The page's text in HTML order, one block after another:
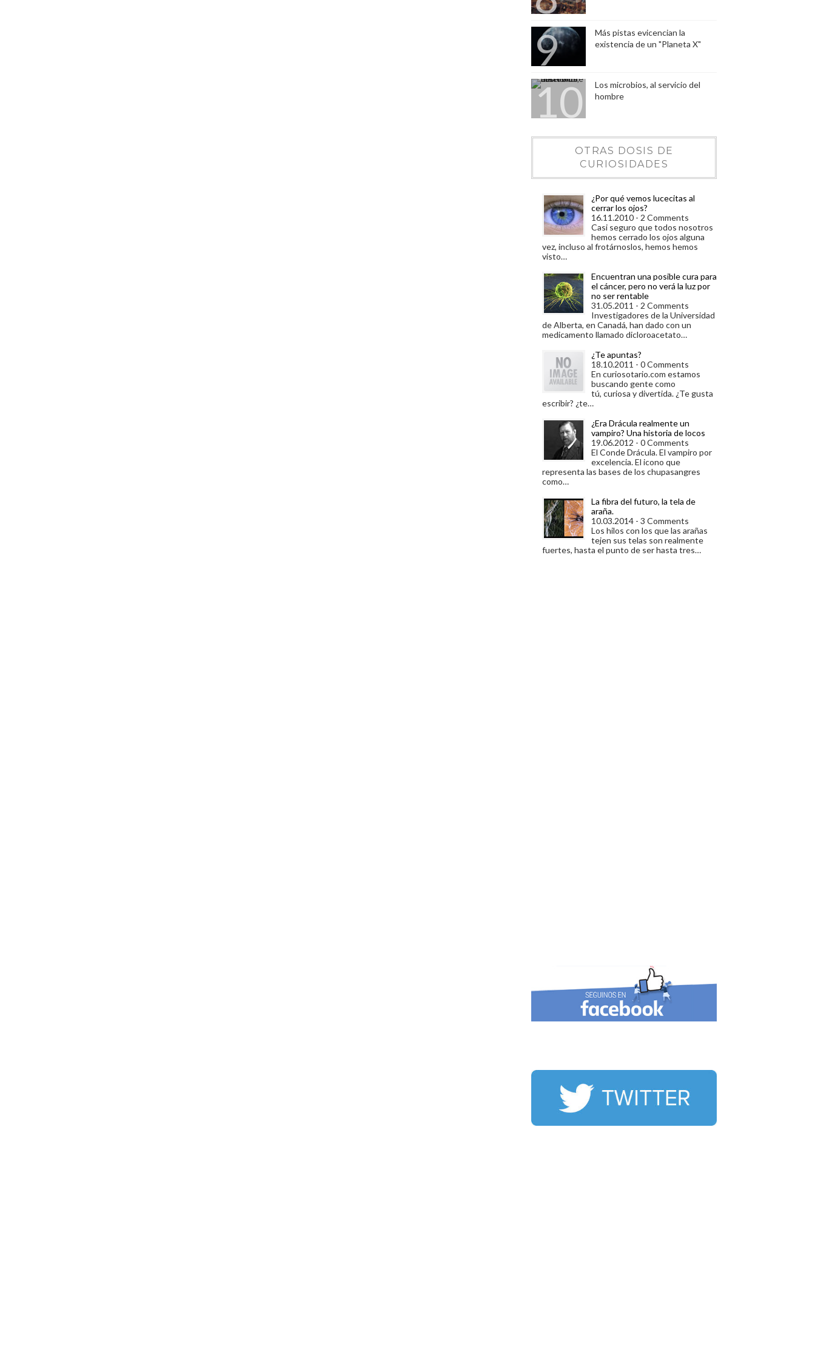
Más pistas evicencian la
existencia de un "Planeta X"
Los microbios, al servicio del
hombre
OTRAS DOSIS DE
CURIOSIDADES
¿Por qué vemos lucecitas al
cerrar los ojos?
16.11.2010 - 2 Comments
Casi seguro que todos nosotros
hemos cerrado los ojos alguna
vez, incluso al frotárnoslos, hemos hemos
visto…
Encuentran una posible cura para
el cáncer, pero no verá la luz por
no ser rentable
31.05.2011 - 2 Comments
Investigadores de la Universidad
de Alberta, en Canadá, han dado con un
medicamento llamado dicloroacetato…
¿Te apuntas?
18.10.2011 - 0 Comments
En curiosotario.com estamos
buscando gente como
tú, curiosa y divertida. ¿Te gusta
escribir? ¿te…
¿Era Drácula realmente un
vampiro? Una historia de locos
19.06.2012 - 0 Comments
El Conde Drácula. El vampiro por
excelencia. El icono que
representa las bases de los chupasangres
como…
La fibra del futuro, la tela de
araña.
10.03.2014 - 3 Comments
Los hilos con los que las arañas
tejen sus telas son realmente
fuertes, hasta el punto de ser hasta tres…